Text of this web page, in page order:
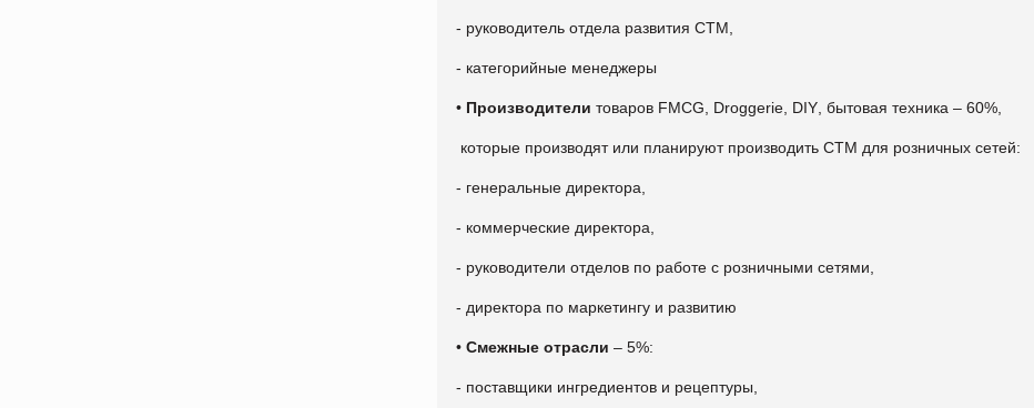
- руководитель отдела развития СТМ,
- категорийные менеджеры
• Производители товаров FMCG Droggerie DIY , бытовая техника – 60%,
которые производят или планируют производить СТМ для розничных сетей:
- генеральные директора,
- коммерческие директора,
- руководители отделов по работе с розничными сетями,
- директора по маркетингу и развитию
•Смежные отрасли – 5%:
- поставщики ингредиентов и рецептуры,